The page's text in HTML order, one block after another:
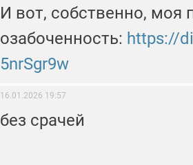
И вот, собственно, моя
озабоченность: https://
5nrSgr9w
16.01.2026 19:57
без срачей